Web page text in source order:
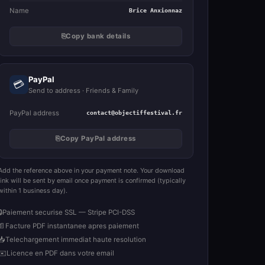
Name Brice Anxionnaz
⎘Copy bank details
💳 PayPal
Send to address · Friends & Family
PayPal address contact@objectiffestival.fr
⎘Copy PayPal address
the reference above in your payment note. Your download
will be sent by email once payment is confirmed (typically
1 business day).
Paiement securise SSL — Stripe PCI-DSS
📄 Facture PDF instantanee apres paiement
Telechargement immediat haute resolution
Licence en PDF dans votre email